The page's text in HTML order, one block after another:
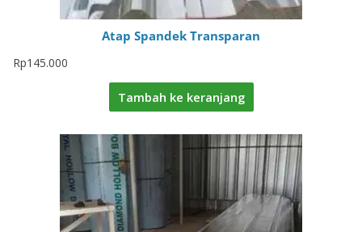
Atap Spandek Transparan
Rp145.000
Tambah ke keranjang